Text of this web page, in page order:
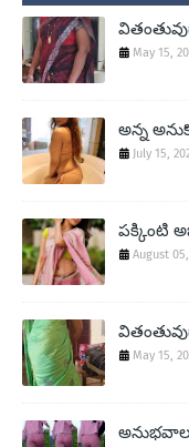
May 15,
అన్న
July 15,
పక్కింటి
August
May 15,